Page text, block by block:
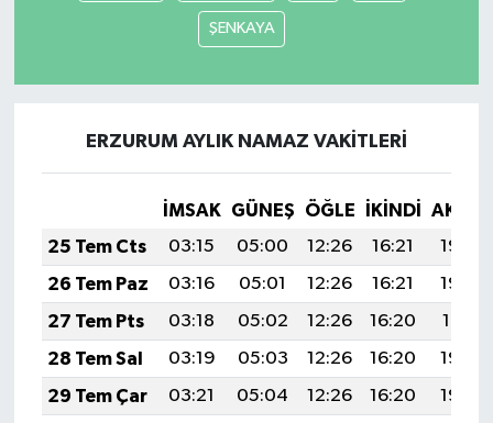
ŞENKAYA
ERZURUM AYLIK NAMAZ VAKITLERI
İMSAK GÜNEŞ ÖĞLE İKINDI
25 Tem Cts
03:15 05:00 12:26 16:21
19:43
26 Tem Paz
03:16 05:01 12:26 16:21
19:42
27 Tem Pts
03:18 05:02 12:26 16:20
19:41
28 Tem Sal
03:19 05:03 12:26 16:20
19:40
29 Tem Çar
03:21 05:04 12:26 16:20
19:39